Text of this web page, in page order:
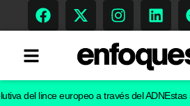
del lince europeo a través del ADNEstas